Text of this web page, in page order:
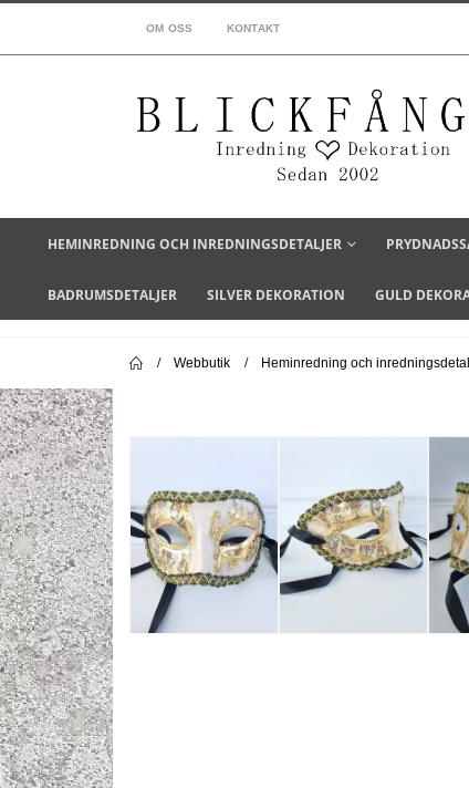
OM OSS KONTAKT
HEMINREDNING OCH INREDNINGSDETALJER
BADRUMSDETALJER SILVER DEKORATION GULD
Webbutik Heminredning och